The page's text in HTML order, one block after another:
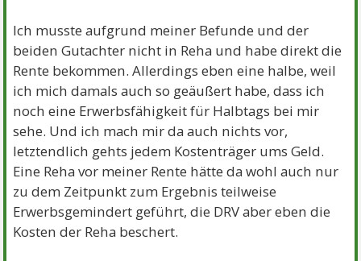
Ich musste aufgrund meiner Befunde und der
beiden Gutachter nicht in Reha und habe direkt die
Rente bekommen. Allerdings eben eine halbe, weil
ich mich damals auch so geäußert habe, dass ich
noch eine Erwerbsfähigkeit für Halbtags bei mir
sehe. Und ich mach mir da auch nichts vor,
letztendlich gehts jedem Kostenträger ums Geld.
Eine Reha vor meiner Rente hätte da wohl auch nur
zu dem Zeitpunkt zum Ergebnis teilweise
Erwerbsgemindert geführt, die DRV aber eben die
Kosten der Reha beschert.